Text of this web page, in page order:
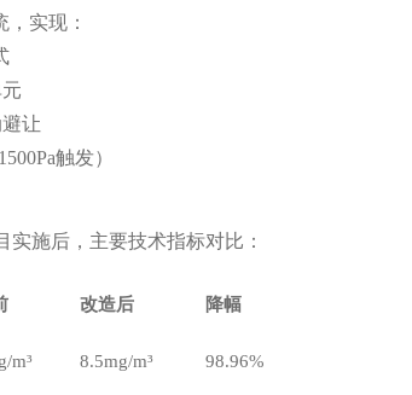
实现：
让
触发）
施后，主要技术指标对比：
改造后 降幅
m³ 8.5mg/m³ 98.96%